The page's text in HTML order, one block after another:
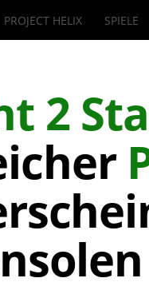
PROJECT HELIX SPIELE
2